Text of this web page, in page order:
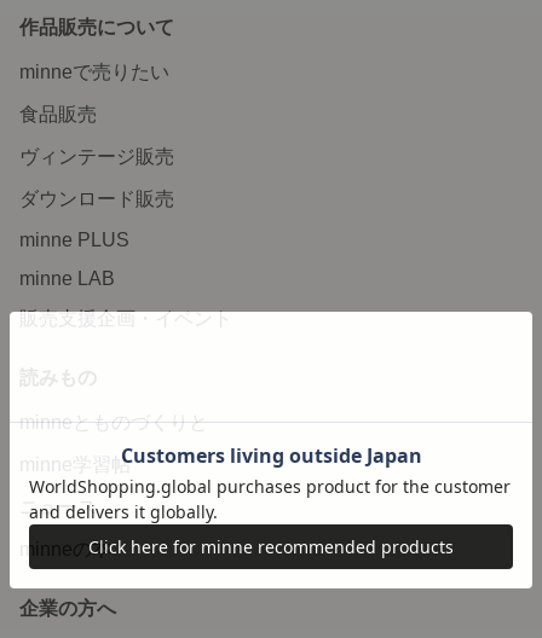
作品販売について
minneで売りたい
食品販売
ヴィンテージ販売
ダウンロード販売
minne PLUS
minne LAB
販売支援企画・イベント
読みもの
minneとものづくりと
minne学習帖
ニュース
minneの本
企業の方へ